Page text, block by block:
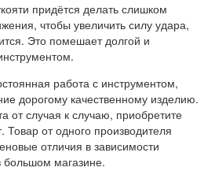
придётся делать слишком
чтобы увеличить силу удара,
Это помешает долгой и
работа с инструментом,
дорогому качественному изделию.
от случая к случаю, приобретите
от одного производителя
отличия в зависимости
магазине.